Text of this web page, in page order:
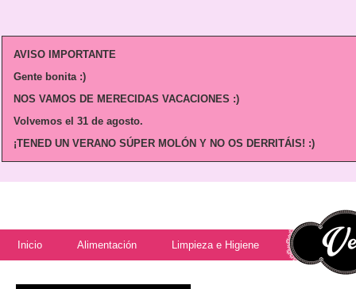
AVISO IMPORTANTE
Gente bonita :)
NOS VAMOS DE MERECIDAS VACACIONES :)
Volvemos el 31 de agosto.
¡TENED UN VERANO SÚPER MOLÓN Y NO OS DERRITÁIS! :)
Inicio Alimentación Limpieza e Higiene